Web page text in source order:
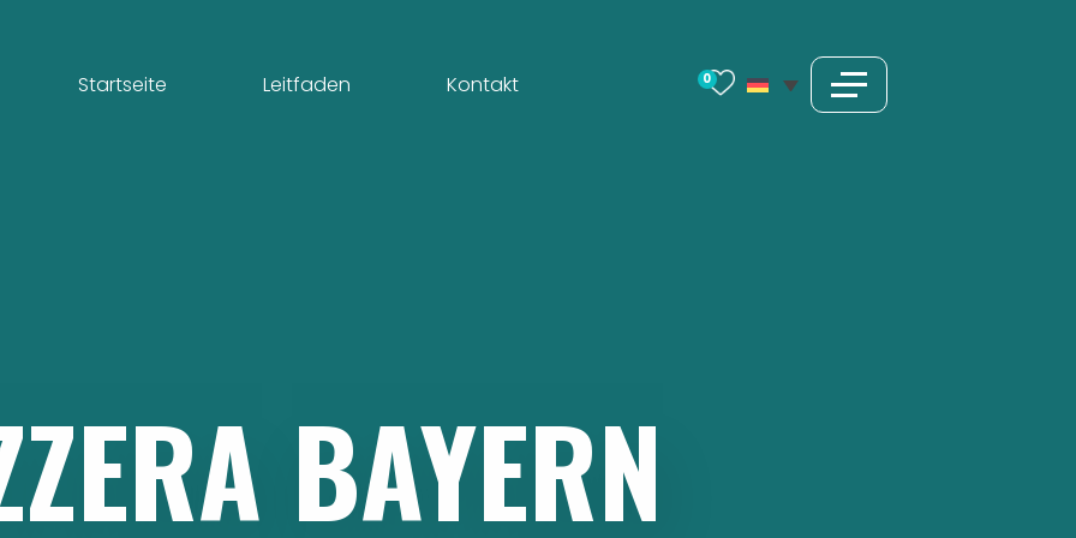
Startseite Leitfaden Kontakt 0
BAYERN